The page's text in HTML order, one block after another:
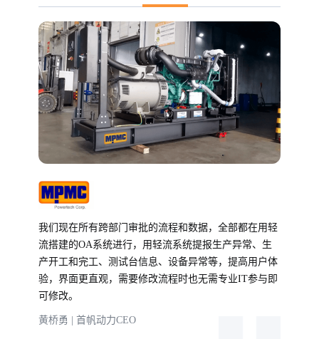
我们现在所有跨部门审批的流程和数据，全部都在用轻
流搭建的OA系统进行，用轻流系统提报生产异常、生
产开工和完工、测试台信息、设备异常等，提高用户体
验，界面更直观，需要修改流程时也无需专业IT参与即
可修改。
黄桥勇 | 首帆动力CEO